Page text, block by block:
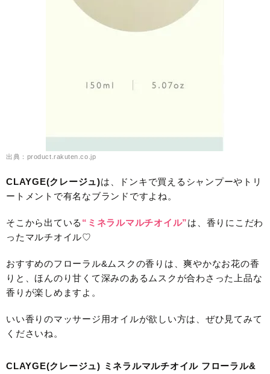
出典：product.rakuten.co.jp
CLAYGE(クレージュ)は、ドンキで買えるシャンプーやトリ
ートメントで有名なブランドですよね。
そこから出ている “ミネラルマルチオイル”は、香りにこだわ
ったマルチオイル♡
おすすめのフローラル&ムスクの香りは、爽やかなお花の香
りと、ほんのり甘くて深みのあるムスクが合わさった上品な
香りが楽しめますよ。
いい香りのマッサージ用オイルが欲しい方は、ぜひ見てみて
くださいね。
CLAYGE(クレージュ) ミネラルマルチオイル フローラル&